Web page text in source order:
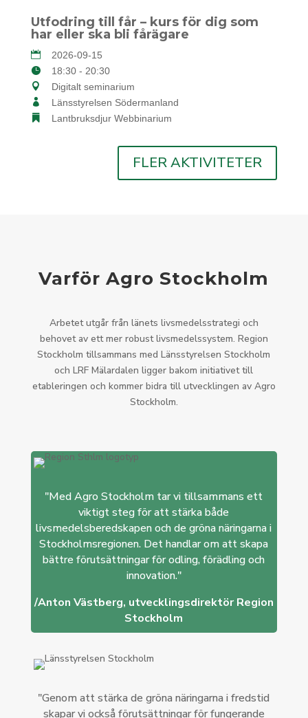
Utfodring till får – kurs för dig som
har eller ska bli fårägare
2026-09-15
18:30 - 20:30
Digitalt seminarium
Länsstyrelsen Södermanland
Lantbruksdjur Webbinarium
FLER AKTIVITETER
Varför Agro Stockholm
Arbetet utgår från länets livsmedelsstrategi och
behovet av ett mer robust livsmedelssystem. Region
Stockholm tillsammans med Länsstyrelsen Stockholm
och LRF Mälardalen ligger bakom initiativet till
etableringen och kommer bidra till utvecklingen av Agro
Stockholm.
"Med Agro Stockholm tar vi tillsammans ett
viktigt steg för att stärka både
livsmedelsberedskapen och de gröna näringarna i
Stockholmsregionen. Det handlar om att skapa
bättre förutsättningar för odling, förädling och
innovation."
/Anton Västberg, utvecklingsdirektör Region
Stockholm
"Genom att stärka de gröna näringarna i fredstid
skapar vi också förutsättningar för fungerande